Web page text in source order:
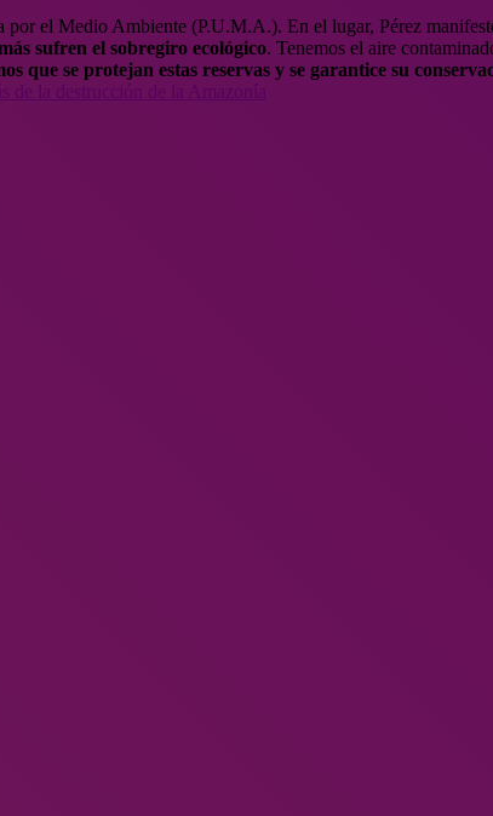
el Medio Ambiente (P.U.M.A.). En el lugar, Pérez
sufren el sobregiro ecológico. Tenemos el aire
que se protejan estas reservas y se garantice su